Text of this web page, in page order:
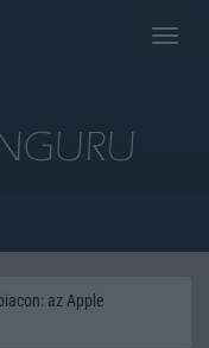
Toggle
az Apple